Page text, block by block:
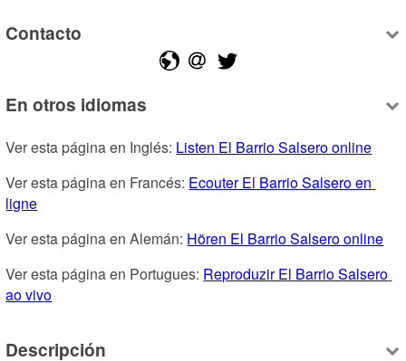
Contacto
En otros idiomas
Ver esta página en Inglés: Listen El Barrio Salsero online
Ver esta página en Francés: Ecouter El Barrio Salsero en
ligne
Ver esta página en Alemán: Hören El Barrio Salsero online
Ver esta página en Portugues: Reproduzir El Barrio Salsero
ao vivo
Descripción